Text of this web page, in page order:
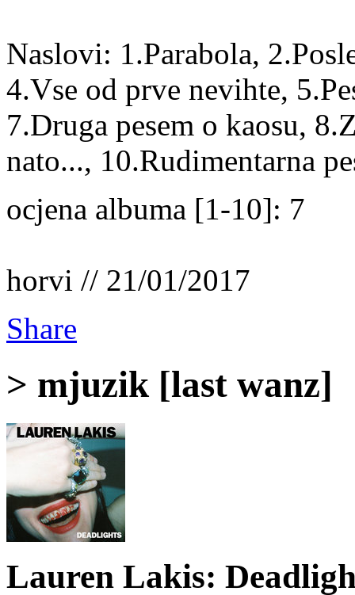
Naslovi: 1.Parabola,
4.Vse od prve nevihte,
7.Druga pesem o kaosu,
nato..., 10.Rudimentarna
ocjena albuma [1-10]: 7
horvi // 21/01/2017
Share
> mjuzik [last wanz]
Lauren Lakis: